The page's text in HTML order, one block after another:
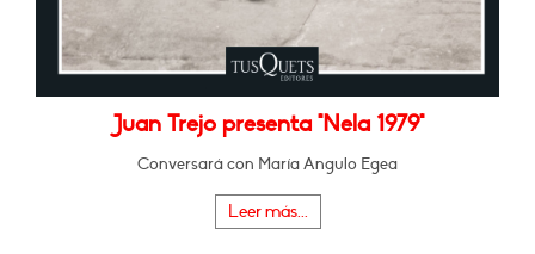
Juan Trejo presenta "Nela 1979"
Conversará con María Angulo Egea
Leer más...